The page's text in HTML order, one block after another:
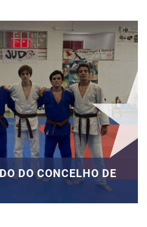
DO CONCELHO DE